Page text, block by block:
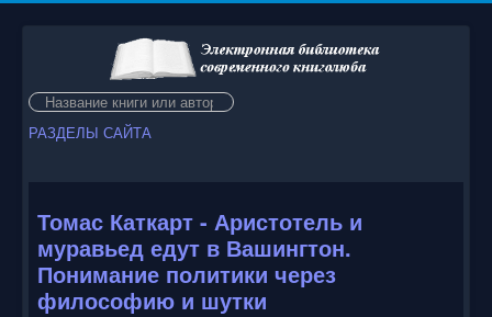
Искать...
РАЗДЕЛЫ САЙТА
Томас Каткарт - Аристотель и
муравьед едут в Вашингтон.
Понимание политики через
философию и шутки